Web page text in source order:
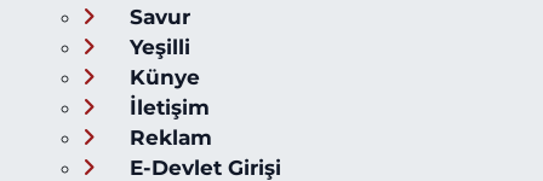
Savur
Yeşilli
Künye
İletişim
Reklam
E-Devlet Girişi